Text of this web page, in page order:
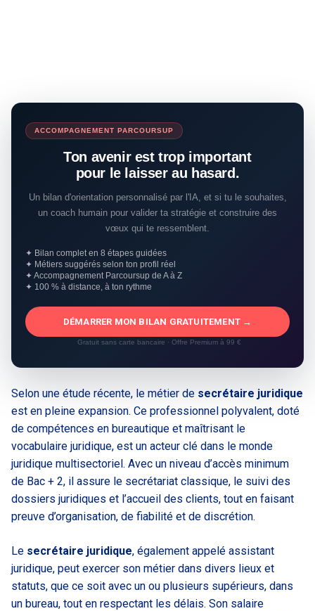
ACCOMPAGNEMENT PARCOURSUP
Ton avenir est trop important
pour le laisser au hasard.
Un bilan d'orientation personnalisé par l'IA, et si tu le souhaites,
un coach humain pour valider ta stratégie et construire des
vœux qui te ressemblent.
✦ Bilan complet en 8 étapes guidées
✦ Métiers suggérés selon ton profil réel
✦ Accompagnement Parcoursup de A à Z
✦ 100 % à distance, à ton rythme
DÉMARRER MON BILAN GRATUITEMENT →
Gratuit sans carte bancaire · Offre Premium à 99 €
Selon une étude récente, le métier de secrétaire juridique
est en pleine expansion. Ce professionnel polyvalent, doté
de compétences en bureautique et maîtrisant le
vocabulaire juridique, est un acteur clé dans le monde
juridique multisectoriel. Avec un niveau d’accès minimum
de Bac + 2, il assure le secrétariat classique, le suivi des
dossiers juridiques et l’accueil des clients, tout en faisant
preuve d’organisation, de fiabilité et de discrétion.
Le secrétaire juridique, également appelé assistant
juridique, peut exercer son métier dans divers lieux et
statuts, que ce soit avec un ou plusieurs supérieurs, dans
un bureau, tout en respectant les délais. Son salaire